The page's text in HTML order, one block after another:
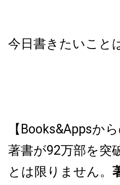
今日書きたいこと
【Books&Appsか
著書が92万部を突
とは限りません。